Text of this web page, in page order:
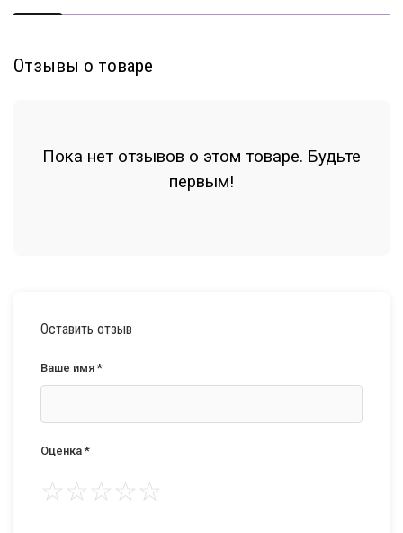
Отзывы о товаре
Пока нет отзывов о этом товаре. Будьте
первым!
Оставить отзыв
Ваше имя *
Оценка *
☆☆☆☆☆